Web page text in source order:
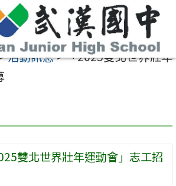
活動訊息>「2025雙北世界壯年
雙北世界壯年運動會」志工招